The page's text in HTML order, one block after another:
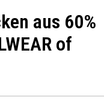
aus 60%
of